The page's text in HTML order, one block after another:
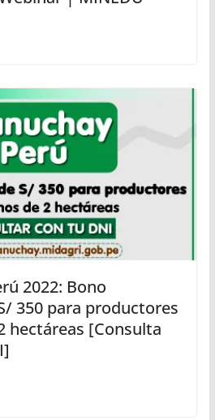
2022: Bono
350 para productores
hectáreas [Consulta